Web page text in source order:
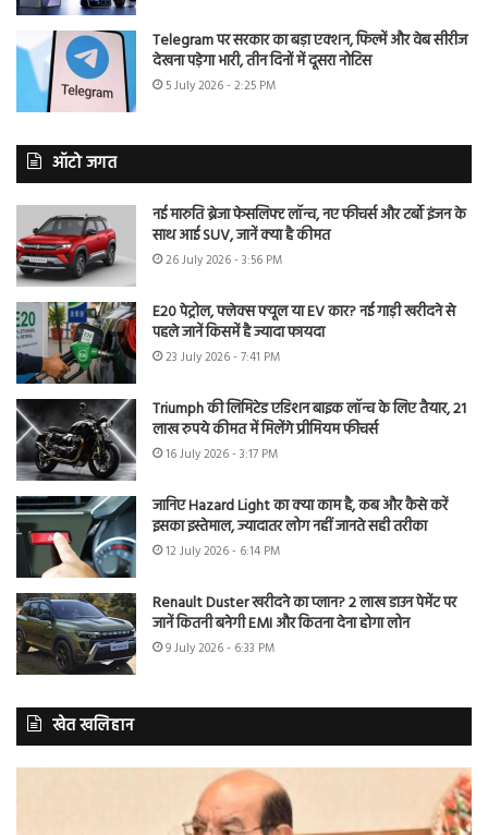
Telegram पर सरकार का बड़ा एक्शन, फिल्में और वेब सीरीज
देखना पड़ेगा भारी, तीन दिनों में दूसरा नोटिस
5 July 2026 - 2:25 PM
ऑटो जगत
नई मारुति ब्रेजा फेसलिफ्ट लॉन्च, नए फीचर्स और टर्बो इंजन के
साथ आई SUV, जानें क्या है कीमत
26 July 2026 - 3:56 PM
E20 पेट्रोल, फ्लेक्स फ्यूल या EV कार? नई गाड़ी खरीदने से
पहले जानें किसमें है ज्यादा फायदा
23 July 2026 - 7:41 PM
Triumph की लिमिटेड एडिशन बाइक लॉन्च के लिए तैयार, 21
लाख रुपये कीमत में मिलेंगे प्रीमियम फीचर्स
16 July 2026 - 3:17 PM
जानिए Hazard Light का क्या काम है, कब और कैसे करें
इसका इस्तेमाल, ज्यादातर लोग नहीं जानते सही तरीका
12 July 2026 - 6:14 PM
Renault Duster खरीदने का प्लान? 2 लाख डाउन पेमेंट पर
जानें कितनी बनेगी EMI और कितना देना होगा लोन
9 July 2026 - 6:33 PM
खेत खलिहान